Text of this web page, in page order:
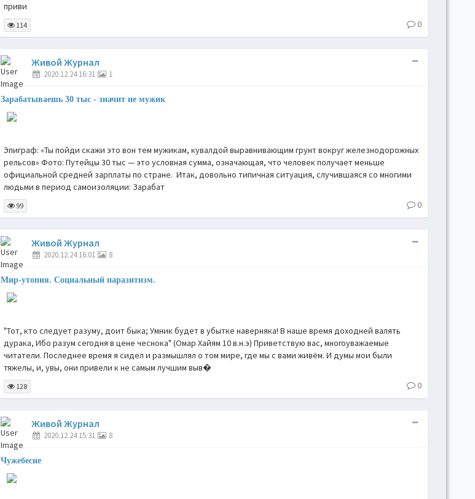
приви
114 0
Живой Журнал
2020.12.24 16:31 1
Зарабатываешь 30 тыс - значит не мужик
Эпиграф: «Ты пойди скажи это вон тем мужикам, кувалдой выравнивающим грунт вокруг железнодорожных
рельсов» Фото: Путейцы 30 тыс — это условная сумма, означающая, что человек получает меньше
официальной средней зарплаты по стране. Итак, довольно типичная ситуация, случившаяся со многими
людьми в период самоизоляции: Зарабат
99 0
Живой Журнал
2020.12.24 16:01 8
Мир-утопия. Социальный паразитизм.
"Тот, кто следует разуму, доит быка; Умник будет в убытке наверняка! В наше время доходней валять
дурака, Ибо разум сегодня в цене чеснока" (Омар Хайям 10 в.н.э) Приветствую вас, многоуважаемые
читатели. Последнее время я сидел и размышлял о том мире, где мы с вами живём. И думы мои были
тяжелы, и, увы, они привели к не самым лучшим выв�
128 0
Живой Журнал
2020.12.24 15:31 8
Чужебесие